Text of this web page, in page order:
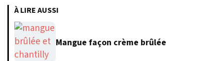
À LIRE AUSSI
Mangue façon crème brûlée